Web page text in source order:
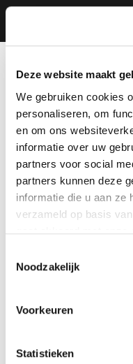
Deze website maakt
We gebruiken cookies
personaliseren, om
en om ons
informatie over uw
partners voor social
partners kunnen deze
informatie die u aan ze
verzameld op basis
Noodzakelijk
Voorkeuren
Statistieken